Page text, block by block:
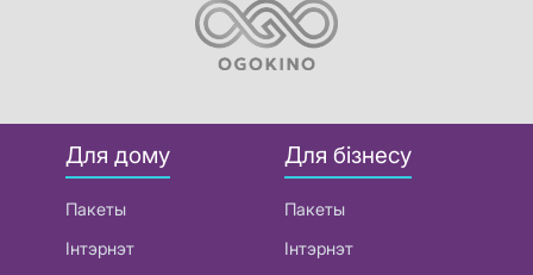
Для дому
Пакеты
Інтэрнэт
Для бізнесу
Пакеты
Інтэрнэт